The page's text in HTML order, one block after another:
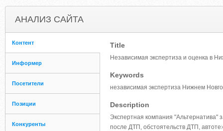
АНАЛИЗ САЙТА
Контент
Информер
Посетители
Позиции
Конкуренты
Title
Независимая экспертиза и оценка в
Keywords
независимая экспертиза Нижнем
Description
Экспертная компания "Альтернатива"
после ДТП, обстоятельств ДТП, автоте